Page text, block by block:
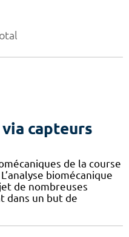
capteurs
de la course
biomécanique
de nombreuses
dans un but de